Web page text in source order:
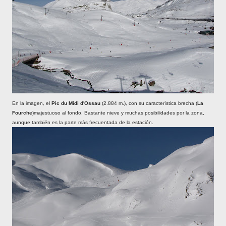
En la imagen, el Pic du Midi d'Ossau (2.884 m.), con su característica brecha (La
Fourche)majestuoso al fondo. Bastante nieve y muchas posibilidades por la zona,
aunque también es la parte más frecuentada de la estación.